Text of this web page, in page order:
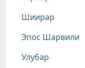
Шиирар
Эпос Шарвили
Улубар